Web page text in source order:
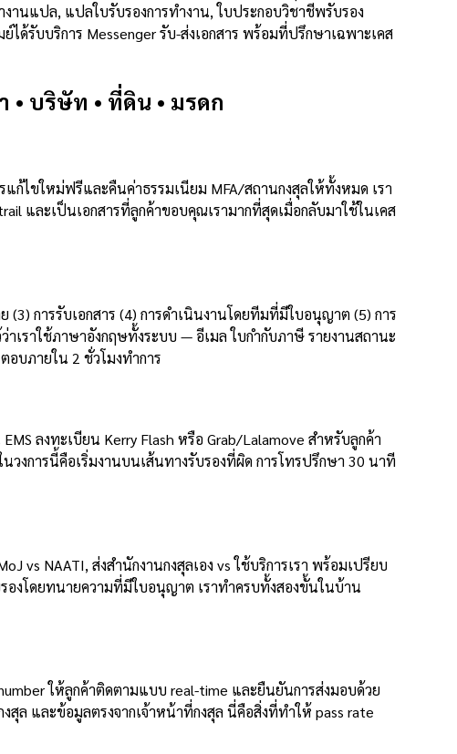
แปล, แปลใบรับรองการทำงาน, ใบประกอบวิชาชีพรับรอง
ด้รับบริการ Messenger รับ-ส่งเอกสาร พร้อมที่ปรึกษาเฉพาะเคส
• บริษัท • ที่ดิน • มรดก
ก้ไขใหม่ฟรีและคืนค่าธรรมเนียม MFA/สถานกงสุลให้ทั้งหมด เรา
และเป็นเอกสารที่ลูกค้าขอบคุณเรามากที่สุดเมื่อกลับมาใช้ในเคส
การรับเอกสาร (4) การดำเนินงานโดยทีมที่มีใบอนุญาต (5) การ
าเราใช้ภาษาอังกฤษทั้งระบบ — อีเมล ใบกำกับภาษี รายงานสถานะ
อบภายใน 2 ชั่วโมงทำการ
ลงทะเบียน Kerry Flash หรือ Grab/Lalamove สำหรับลูกค้า
งการนี้คือเริ่มงานบนเส้นทางรับรองที่ผิด การโทรปรึกษา 30 นาที
vs NAATI, ส่งสำนักงานกงสุลเอง vs ใช้บริการเรา พร้อมเปรียบ
องโดยทนายความที่มีใบอนุญาต เราทำครบทั้งสองขั้นในบ้าน
ให้ลูกค้าติดตามแบบ real-time และยืนยันการส่งมอบด้วย
ล และข้อมูลตรงจากเจ้าหน้าที่กงสุล นี่คือสิ่งที่ทำให้ pass rate